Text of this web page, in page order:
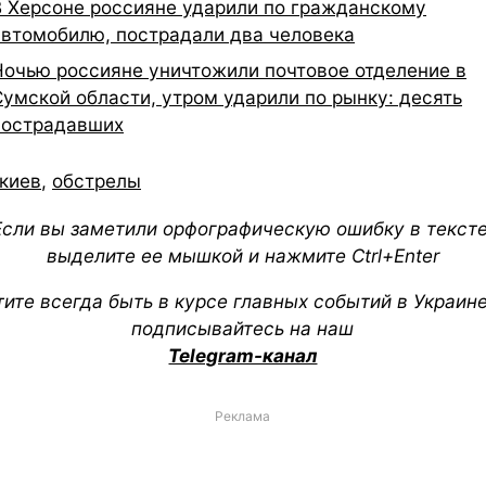
Херсоне россияне ударили по гражданскому
пострадали два человека
россияне уничтожили почтовое отделение в
области, утром ударили по рынку: десять
киев, обстрелы
вы заметили орфографическую ошибку в
выделите ее мышкой и нажмите Ctrl+Enter
всегда быть в курсе главных событий в
подписывайтесь на наш
Telegram-канал
Реклама